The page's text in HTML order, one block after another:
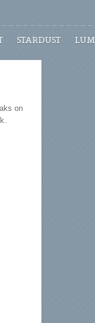
STARDUST
on